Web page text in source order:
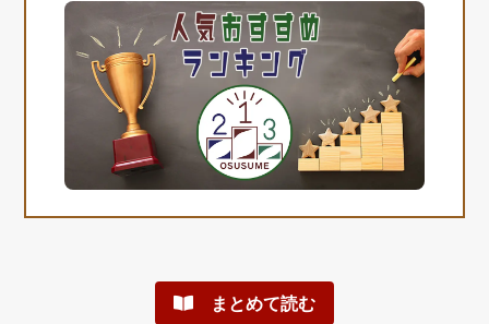
まとめて読む